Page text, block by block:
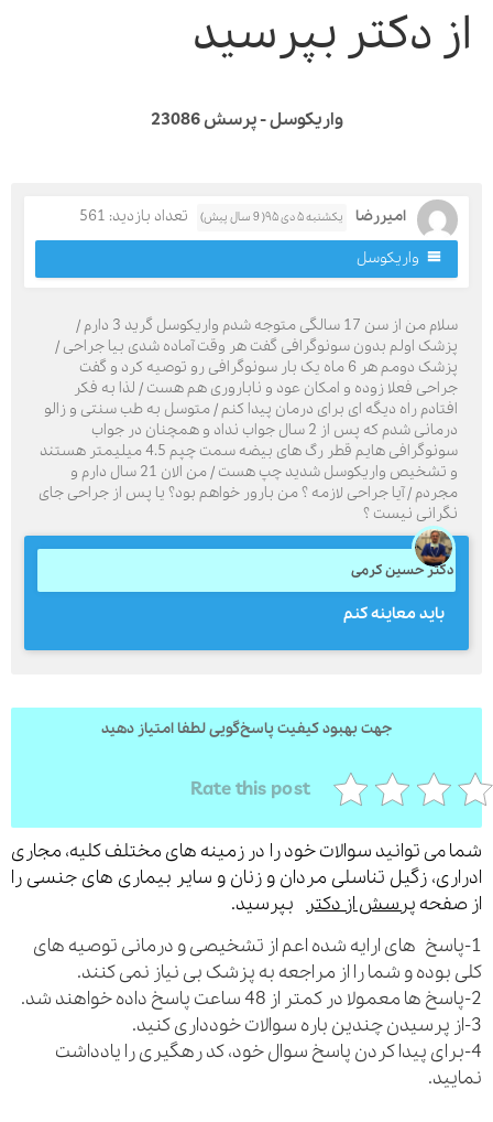
دکتر بپرسید
واریکوسل - پرسش 23086
امیررضا یکشنبه ۵ دی ۹۵( 9 سال پیش)
تعداد بازدید: 561
واریکوسل
سلام من از سن 17 سالگی متوجه شدم واریکوسل گرید 3 دارم /
اولم بدون سونوگرافی گفت هر وقت آماده شدی بیا جراحی /
پزشک دومم هر 6 ماه یک بار سونوگرافی رو توصیه کرد و گفت
فعلا زوده و امکان عود و ناباروری هم هست / لذا به فکر
راه دیگه ای برای درمان پیدا کنم / متوسل به طب سنتی و زالو
درمانی شدم که پس از 2 سال جواب نداد و همچنان در جواب
سونوگرافی هایم قطر رگ های بیضه سمت چپم 4.5 میلیمتر هستند
و تشخیص واریکوسل شدید چپ هست / من الان 21 سال دارم و
/ آیا جراحی لازمه ؟ من بارور خواهم بود؟ یا پس از جراحی جای
نیست ؟
دکتر حسین کرمی
بايد معاينه كنم
جهت بهبود کیفیت پاسخ‌گویی لطفا امتیاز دهید
Rate this post
توانید سوالات خود را در زمینه های مختلف کلیه، مجاری
زگیل تناسلی مردان و زنان و سایر بیماری های جنسی را
پرسش از دکتربپرسید.
های ارایه شده اعم از تشخیصی و درمانی توصیه های
و شما را از مراجعه به پزشک بی نیاز نمی کنند.
پیدا کردن پاسخ سوال خود، کد رهگیری را یادداشت
ارسال